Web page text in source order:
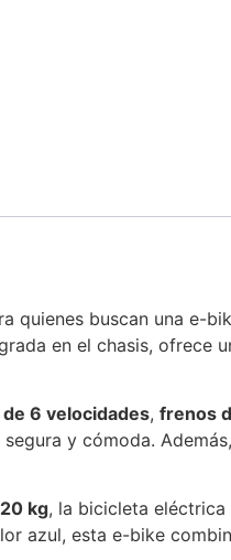
quienes buscan una e-
en el chasis, ofrece
6 velocidades, frenos
y cómoda.
kg, la bicicleta
azul, esta e-bike